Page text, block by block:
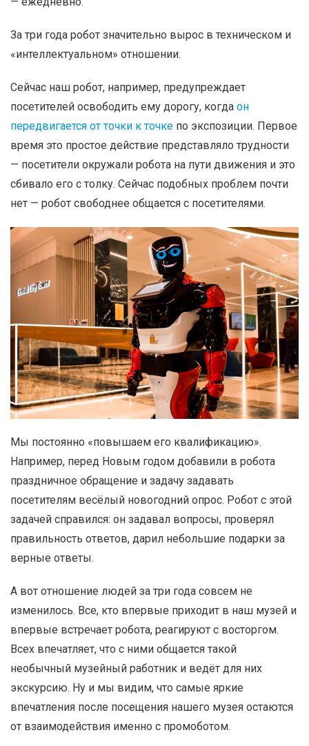
За три года робот значительно вырос в техническом и
«интеллектуальном» отношении.
Сейчас наш робот, например, предупреждает
посетителей освободить ему дорогу, когда он
передвигается от точки к точке по экспозиции. Первое
время это простое действие представляло трудности
— посетители окружали робота на пути движения и это
сбивало его с толку. Сейчас подобных проблем почти
нет — робот свободнее общается с посетителями.
Мы постоянно «повышаем его квалификацию».
Например, перед Новым годом добавили в робота
праздничное обращение и задачу задавать
посетителям весёлый новогодний опрос. Робот с этой
задачей справился: он задавал вопросы, проверял
правильность ответов, дарил небольшие подарки за
верные ответы.
А вот отношение людей за три года совсем не
изменилось. Все, кто впервые приходит в наш музей и
впервые встречает робота, реагируют с восторгом.
Всех впечатляет, что с ними общается такой
необычный музейный работник и ведёт для них
экскурсию. Ну и мы видим, что самые яркие
впечатления после посещения нашего музея остаются
от взаимодействия именно с промоботом.